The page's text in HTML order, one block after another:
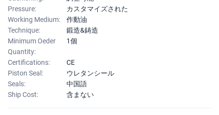
Pressure:
カスタマイズされた
Working Medium:
作動油
Technique:
鍛造&鋳造
Minimum Oeder
Quantity:
1個
Certifications:
CE
Piston Seal:
ウレタンシール
Seals:
中国語
Ship Cost:
含まない